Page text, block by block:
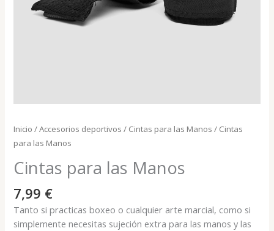
Inicio /Accesorios deportivos / Cintas para las Manos / Cintas
para las Manos
Cintas para las Manos
7,99 €
Tanto si practicas boxeo o cualquier arte marcial, como si
simplemente necesitas sujeción extra para las manos y las